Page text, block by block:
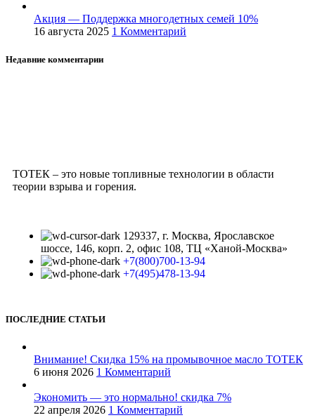
Акция — Поддержка многодетных семей 10%
16 августа 2025 1 Комментарий
Недавние комментарии
ТОТЕК – это новые топливные технологии в области
теории взрыва и горения.
129337, г. Москва, Ярославское
шоссе, 146, корп. 2, офис 108, ТЦ «Ханой-Москва»
+7(800)700-13-94
+7(495)478-13-94
ПОСЛЕДНИЕ СТАТЬИ
Внимание! Скидка 15% на промывочное масло ТОТЕК
6 июня 2026 1 Комментарий
Экономить — это нормально! скидка 7%
22 апреля 2026 1 Комментарий